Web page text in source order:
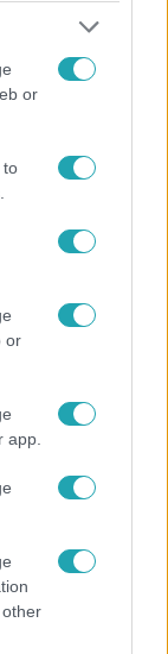
or
to
or
app.
vannak a két